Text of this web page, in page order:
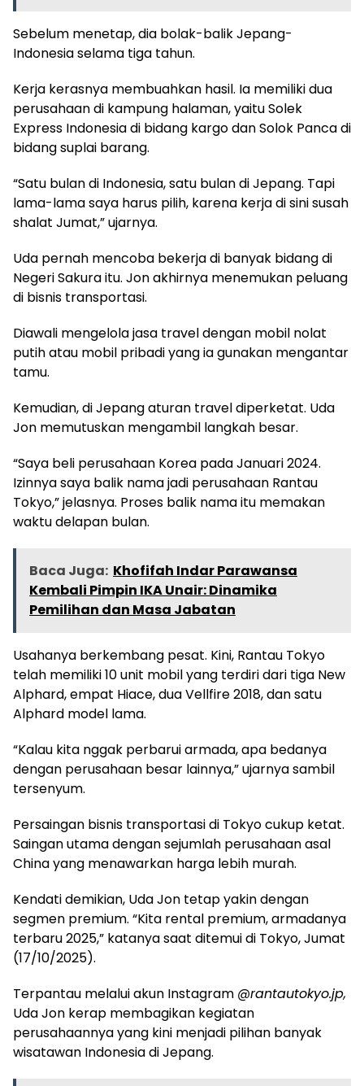
Sebelum menetap, dia bolak-balik Jepang-
Indonesia selama tiga tahun.
Kerja kerasnya membuahkan hasil. Ia memiliki dua
perusahaan di kampung halaman, yaitu Solek
Express Indonesia di bidang kargo dan Solok Panca di
bidang suplai barang.
“Satu bulan di Indonesia, satu bulan di Jepang. Tapi
lama-lama saya harus pilih, karena kerja di sini susah
shalat Jumat,” ujarnya.
Uda pernah mencoba bekerja di banyak bidang di
Negeri Sakura itu. Jon akhirnya menemukan peluang
di bisnis transportasi.
Diawali mengelola jasa travel dengan mobil nolat
putih atau mobil pribadi yang ia gunakan mengantar
tamu.
Kemudian, di Jepang aturan travel diperketat. Uda
Jon memutuskan mengambil langkah besar.
“Saya beli perusahaan Korea pada Januari 2024.
Izinnya saya balik nama jadi perusahaan Rantau
Tokyo,” jelasnya. Proses balik nama itu memakan
waktu delapan bulan.
Baca Juga: Khofifah Indar Parawansa
Kembali Pimpin IKA Unair: Dinamika
Pemilihan dan Masa Jabatan
Usahanya berkembang pesat. Kini, Rantau Tokyo
telah memiliki 10 unit mobil yang terdiri dari tiga New
Alphard, empat Hiace, dua Vellfire 2018, dan satu
Alphard model lama.
“Kalau kita nggak perbarui armada, apa bedanya
dengan perusahaan besar lainnya,” ujarnya sambil
tersenyum.
Persaingan bisnis transportasi di Tokyo cukup ketat.
Saingan utama dengan sejumlah perusahaan asal
China yang menawarkan harga lebih murah.
Kendati demikian, Uda Jon tetap yakin dengan
segmen premium. “Kita rental premium, armadanya
terbaru 2025,” katanya saat ditemui di Tokyo, Jumat
(17/10/2025).
Terpantau melalui akun Instagram @rantautokyo.jp,
Uda Jon kerap membagikan kegiatan
perusahaannya yang kini menjadi pilihan banyak
wisatawan Indonesia di Jepang.